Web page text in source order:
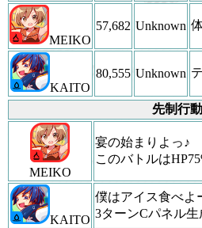
MEIKO
57,682 Unknown
KAITO
80,555 Unknown
先制行動
MEIKO
宴の始まりよっ♪
このバトルは
KAITO
僕はアイス食べよ
3ターンCパネル生